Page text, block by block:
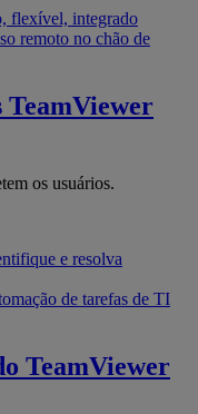
flexível, integrado
remoto no chão de
TeamViewer
os usuários.
e resolva
de tarefas de TI
TeamViewer